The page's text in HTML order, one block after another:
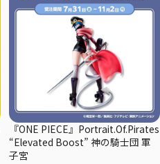
『ONE PIECE』Portrait.Of.Pirates
“Elevated Boost” 神の騎士団 軍
子宮